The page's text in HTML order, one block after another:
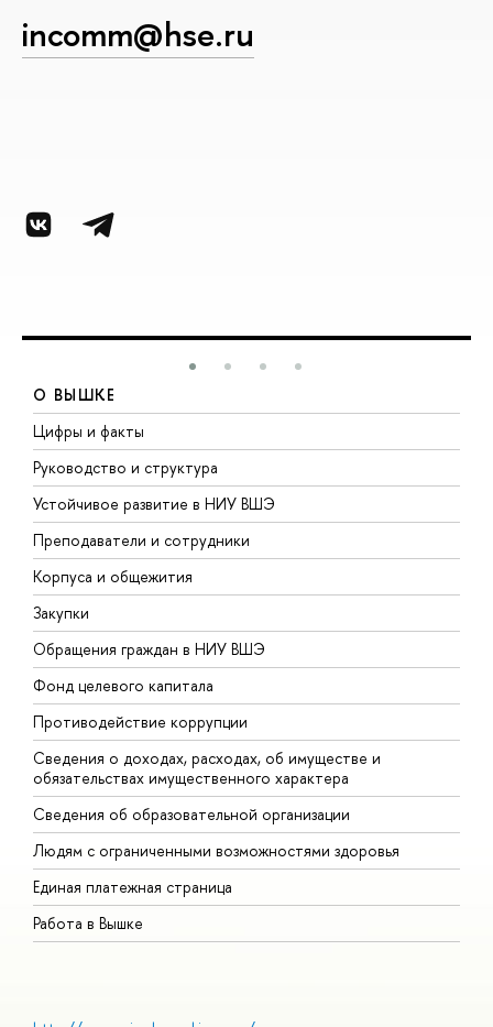
incomm@hse.ru
О ВЫШКЕ
Цифры и факты
Руководство и структура
Устойчивое развитие в НИУ ВШЭ
Преподаватели и сотрудники
Корпуса и общежития
Закупки
Обращения граждан в НИУ ВШЭ
Фонд целевого капитала
Противодействие коррупции
Сведения о доходах, расходах, об имуществе и
обязательствах имущественного характера
Сведения об образовательной организации
Людям с ограниченными возможностями здоровья
Единая платежная страница
Работа в Вышке